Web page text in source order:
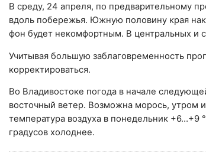
В среду, 24 апреля, по предварительному
вдоль побережья. Южную половину края
фон будет некомфортным. В центральных и
Учитывая большую заблаговременность
корректироваться.
Во Владивостоке погода в начале
восточный ветер. Возможна морось,
температура воздуха в понедельник
градусов холоднее.